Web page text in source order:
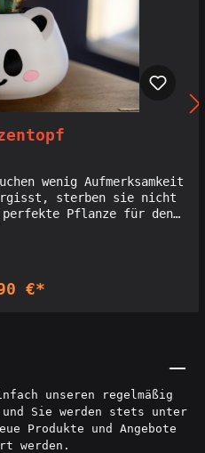
wenig Aufmerksamkeit
sterben sie nicht
Pflanze für den
dienen. Damit deine
€*
unseren regelmäßig
Sie werden stets unter
Produkte und Angebote
werden.